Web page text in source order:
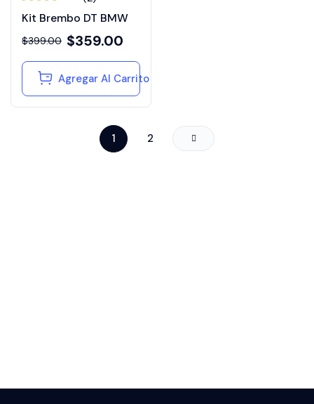
en
4.00
Kit Brembo DT BMW
$399.00 $359.00
Agregar Al Carrito
1 2